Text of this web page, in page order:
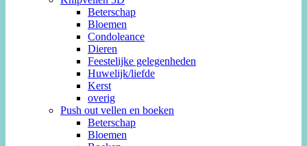
Beterschap
Bloemen
Condoleance
Dieren
Feestelijke gelegenheden
Huwelijk/liefde
Kerst
overig
Push out vellen en boeken
Beterschap
Bloemen